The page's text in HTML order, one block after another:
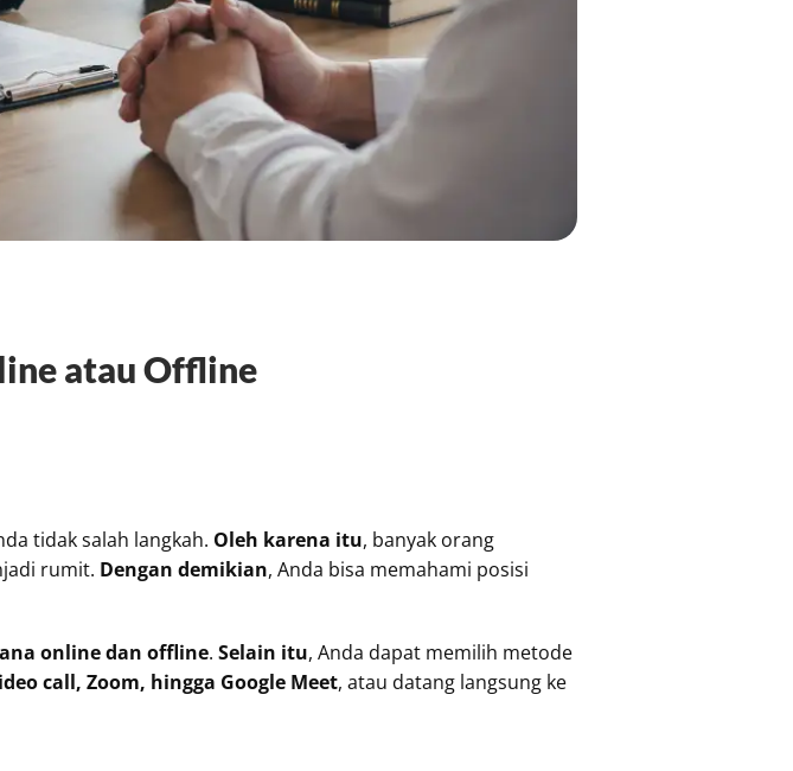
atau Offline
tidak salah langkah. Oleh karena itu, banyak orang
rumit. Dengan demikian, Anda bisa memahami posisi
online dan offline. Selain itu, Anda dapat memilih metode
call, Zoom, hingga Google Meet, atau datang langsung ke